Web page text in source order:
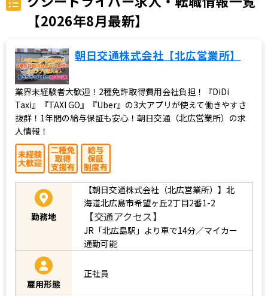
【2026年8月最新】
朝日交通株式会社【北広営業所】
業界未経験者大歓迎！2種免許取得費用会社負担！『DiDi
Taxi』『TAXI GO』『Uber』の3大アプリが使えて働きやすさ
抜群！1年間の給与保証も安心！朝日交通（北広営業所）の求
人情報！
勤務地
【朝日交通株式会社（北広営業所）】北
海道北広島市希望ヶ丘2丁目2番1-2
【交通アクセス】
JR「北広島駅」より車で14分／マイカー
通勤可能
雇用形態
正社員